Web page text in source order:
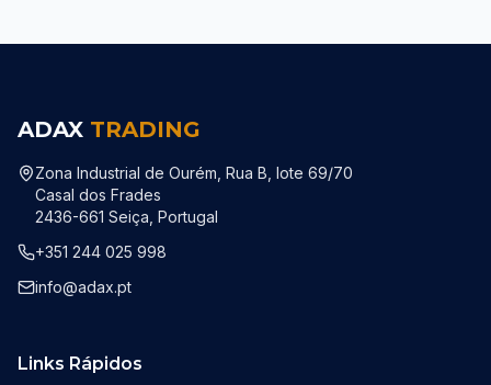
ADAX TRADING
Zona Industrial de Ourém, Rua B, lote 69/70
Casal dos Frades
2436-661 Seiça, Portugal
+351 244 025 998
info@adax.pt
Links Rápidos